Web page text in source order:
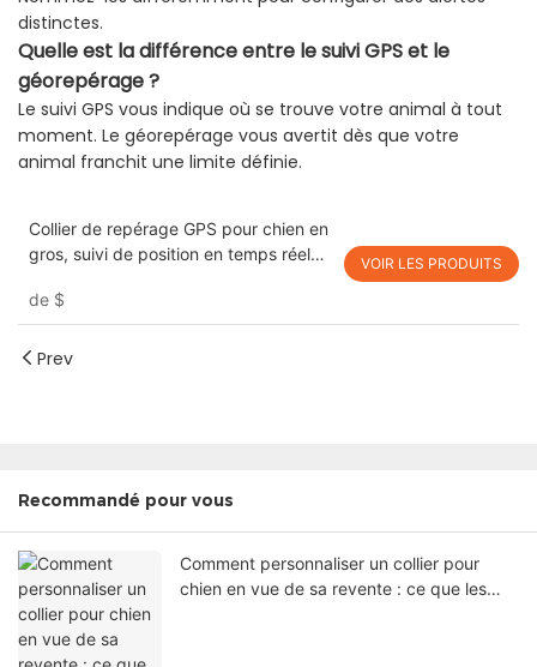
distinctes.
Quelle est la différence entre le suivi GPS et le
géorepérage ?
Le suivi GPS vous indique où se trouve votre animal à tout
moment. Le géorepérage vous avertit dès que votre
animal franchit une limite définie.
Collier de repérage GPS pour chien en
gros, suivi de position en temps réel
animaux de compagnie, collier de
positionnement étanche PGD-13 pour
chien PuresPet
de $
VOIR LES PRODUITS
Prev
Recommandé pour vous
Comment personnaliser un collier pour
chien en vue de sa revente : ce que les